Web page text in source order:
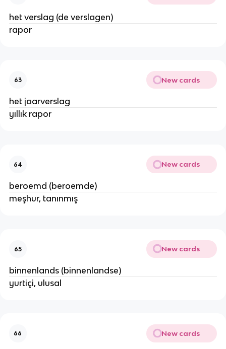
het verslag (de verslagen)
rapor
63 New cards
het jaarverslag
yıllık rapor
64 New cards
beroemd (beroemde)
meşhur, tanınmış
65 New cards
binnenlands (binnenlandse)
yurtiçi, ulusal
66 New cards